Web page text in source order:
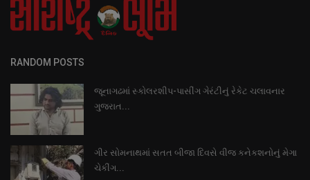
RANDOM POSTS
જૂનાગઢમાં સ્કોલરશીપ-પાસીંગ ગેરંટીનું રેકેટ ચલાવનાર
ગુજરાત...
ગીર સોમનાથમાં સતત બીજા દિવસે વીજ કનેકશનોનું મેગા
ચેકીંગ...